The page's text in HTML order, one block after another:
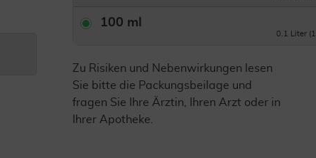
100 ml
0.1 Liter
Zu Risiken und Nebenwirkungen lesen
Sie bitte die Packungsbeilage und
fragen Sie Ihre Ärztin, Ihren Arzt oder in
Ihrer Apotheke.